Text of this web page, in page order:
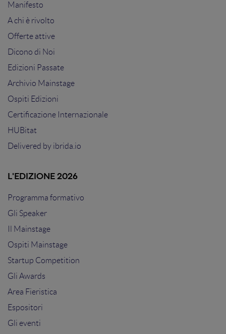
Manifesto
A chi è rivolto
Offerte attive
Dicono di Noi
Edizioni Passate
Archivio Mainstage
Ospiti Edizioni
Certificazione Internazionale
HUBitat
Delivered by ibrida.io
L'EDIZIONE 2026
Programma formativo
Gli Speaker
Il Mainstage
Ospiti Mainstage
Startup Competition
Gli Awards
Area Fieristica
Espositori
Gli eventi